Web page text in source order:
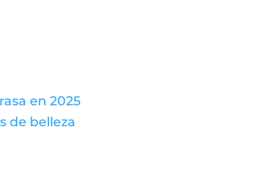
en 2025
de belleza